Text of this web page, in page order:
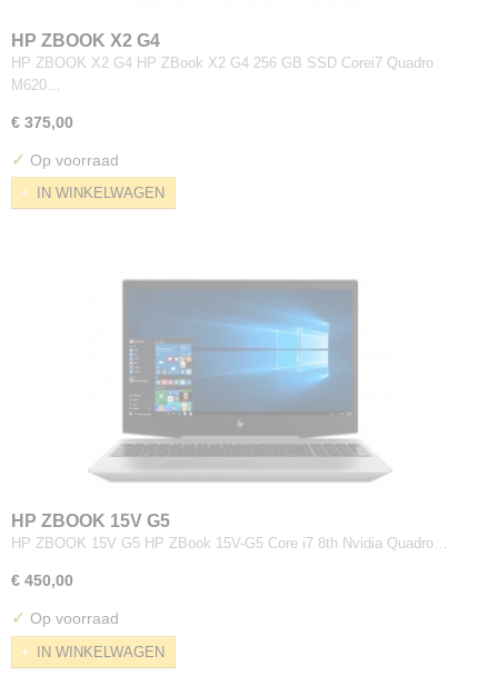
HP ZBOOK X2 G4
HP ZBOOK X2 G4 HP ZBook X2 G4 256 GB SSD Corei7 Quadro
M620…
€ 375,00
✓ Op voorraad
IN WINKELWAGEN
HP ZBOOK 15V G5
HP ZBOOK 15V G5 HP ZBook 15V-G5 Core i7 8th Nvidia Quadro…
€ 450,00
✓ Op voorraad
IN WINKELWAGEN